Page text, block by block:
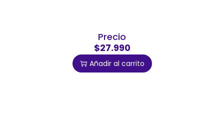
Precio
$27.990
Añadir al carrito